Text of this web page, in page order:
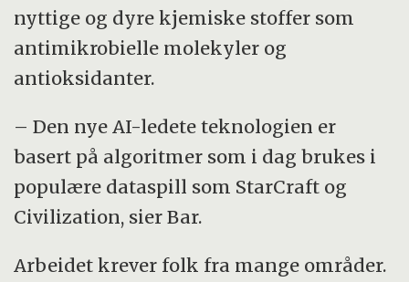
nyttige og dyre kjemiske stoffer som
antimikrobielle molekyler og
antioksidanter.
– Den nye AI-ledete teknologien er
basert på algoritmer som i dag brukes i
populære dataspill som StarCraft og
Civilization, sier Bar.
Arbeidet krever folk fra mange områder.